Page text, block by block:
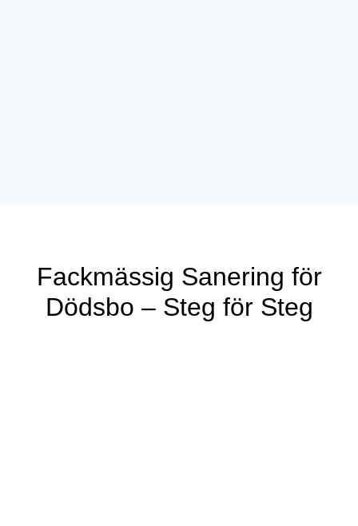
Fackmässig Sanering för
Dödsbo – Steg för Steg